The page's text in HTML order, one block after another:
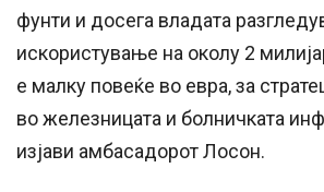
фунти и досега владата
искористување на околу 2
е малку повеќе во евра, за
во железницата и болничката
изјави амбасадорот Лосон.